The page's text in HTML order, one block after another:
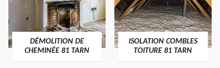
DÉMOLITION DE
CHEMINÉE 81 TARN
ISOLATION COMBLES
TOITURE 81 TARN